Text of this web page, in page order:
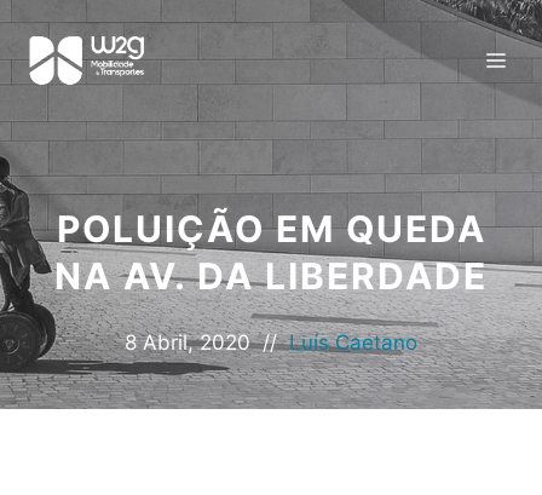
POLUIÇÃO EM QUEDA
NA AV. DA LIBERDADE
8 Abril, 2020 // Luís Caetano